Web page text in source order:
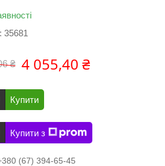
35681
₴ 4 055,40 ₴
Купити
Купити з
(67) 394-65-45